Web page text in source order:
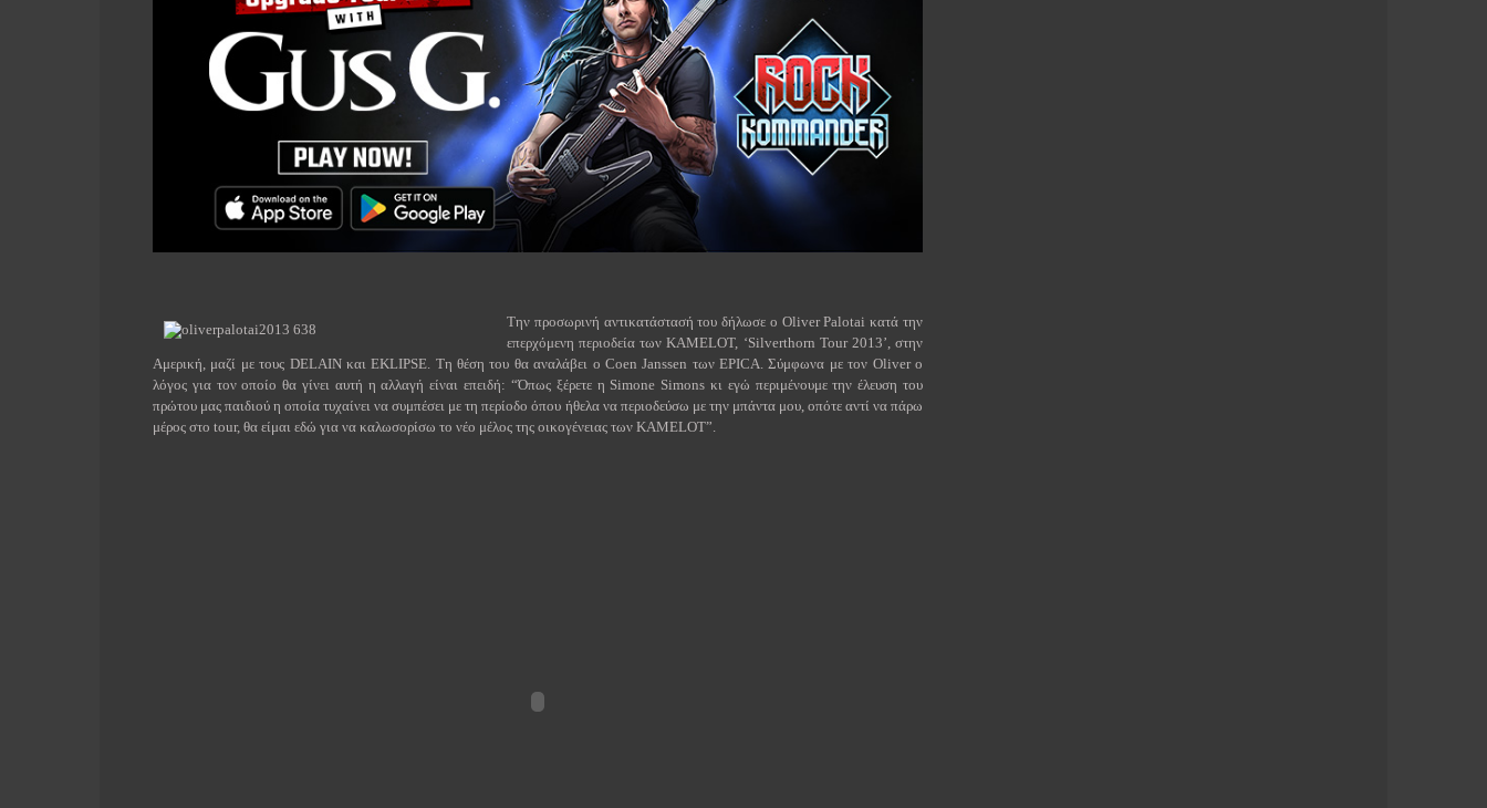
Την προσωρινή αντικατάστασή του δήλωσε ο Oliver Palotai κατά την
επερχόμενη περιοδεία τωνKAMELOT, ‘Silverthorn Tour 2013’, στην
Αμερική, μαζί με τους DELAIN και EKLIPSE. Τη θέση του θα αναλάβει ο Coen Janssen τωνEPICA. Σύμφωνα με τον Oliver ο
λόγος για τον οποίο θα γίνει αυτή η αλλαγή είναι επειδή: “Όπως ξέρετε η Simone Simons κι εγώ περιμένουμε την έλευση του
πρώτου μας παιδιού η οποία τυχαίνει να συμπέσει με τη περίοδο όπου ήθελα να περιοδεύσω με την μπάντα μου, οπότε αντί να πάρω
μέρος στο tour, θα είμαι εδώ για να καλωσορίσω το νέο μέλος της οικογένειας των KAMELOT”.